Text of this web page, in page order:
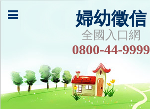
婦幼徵信
全國入口網
0800-44-9999